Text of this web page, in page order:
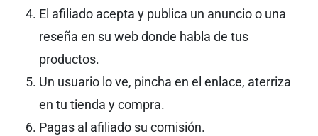
El afiliado acepta y publica un anuncio o una
reseña en su web donde habla de tus
productos.
Un usuario lo ve, pincha en el enlace, aterriza
en tu tienda y compra.
Pagas al afiliado su comisión.